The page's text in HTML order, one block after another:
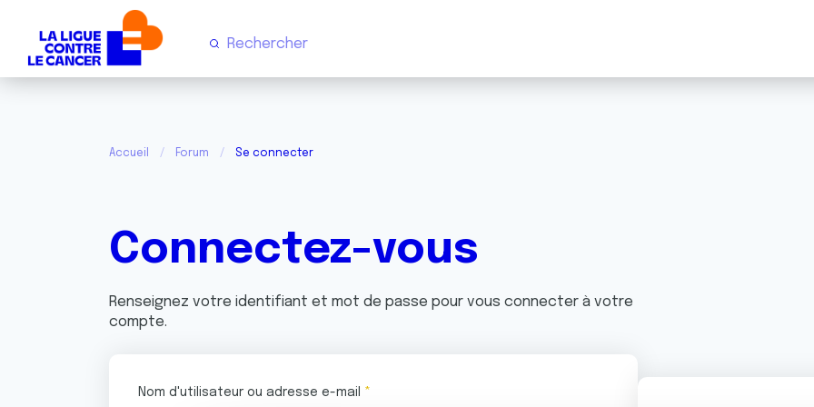
Accueil Forum Se connecter
Connectez-vous
Renseignez votre identifiant et mot de passe pour vous connecter à votre
compte.
Nom d'utilisateur ou adresse e-mail